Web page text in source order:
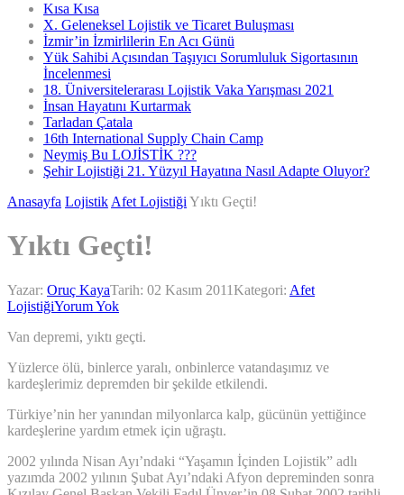
Kısa Kısa
X. Geleneksel Lojistik ve Ticaret Buluşması
İzmir’in İzmirlilerin En Acı Günü
Yük Sahibi Açısından Taşıyıcı Sorumluluk Sigortasının
İncelenmesi
18. Üniversitelerarası Lojistik Vaka Yarışması 2021
İnsan Hayatını Kurtarmak
Tarladan Çatala
16th International Supply Chain Camp
Neymiş Bu LOJİSTİK ???
Şehir Lojistiği 21. Yüzyıl Hayatına Nasıl Adapte Oluyor?
Anasayfa Lojistik Afet Lojistiği Yıktı Geçti!
Yıktı Geçti!
Yazar: Oruç KayaTarih: 02 Kasım 2011Kategori: Afet
LojistiğiYorum Yok
Van depremi, yıktı geçti.
Yüzlerce ölü, binlerce yaralı, onbinlerce vatandaşımız ve
kardeşlerimiz depremden bir şekilde etkilendi.
Türkiye’nin her yanından milyonlarca kalp, gücünün yettiğince
kardeşlerine yardım etmek için uğraştı.
2002 yılında Nisan Ayı’ndaki “Yaşamın İçinden Lojistik” adlı
yazımda 2002 yılının Şubat Ayı’ndaki Afyon depreminden sonra